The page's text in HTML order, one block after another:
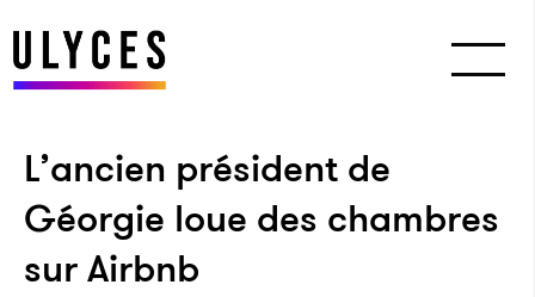
L’ancien président de
Géorgie loue des chambres
sur Airbnb